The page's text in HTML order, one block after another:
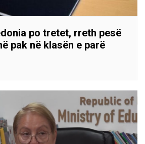
po tretet, rreth pesë
pak në klasën e parë